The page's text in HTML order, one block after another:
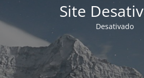
Site
Desativado